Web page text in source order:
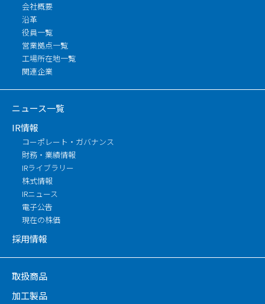
会社概要
沿革
役員一覧
営業拠点一覧
工場所在地一覧
関連企業
ニュース一覧
IR情報
コーポレート・ガバナンス
財務・業績情報
IRライブラリー
株式情報
IRニュース
電子公告
現在の株価
採用情報
取扱商品
加工製品